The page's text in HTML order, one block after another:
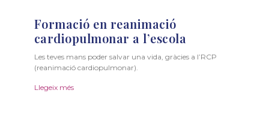
Formació en reanimació
cardiopulmonar a l’escola
Les teves mans poder salvar una vida, gràcies a l’RCP
(reanimació cardiopulmonar).
Llegeix més